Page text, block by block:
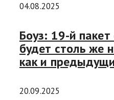
04.08.2025
Боуз: 19-й
будет столь же
как и
20.09.2025